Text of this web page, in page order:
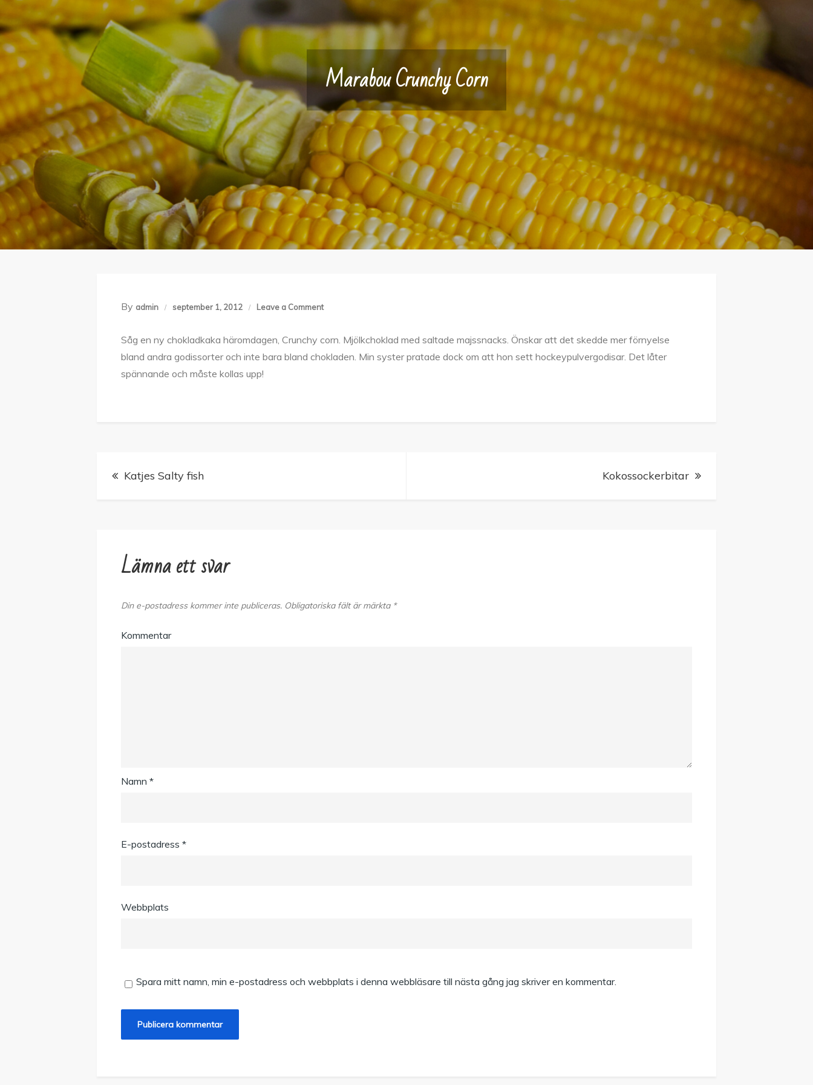
Marabou Crunchy Corn
By admin september 1, 2012 Leave a Commenton
Crunchy
Corn
Såg en ny chokladkaka häromdagen, Crunchy corn. Mjölkchoklad med saltade majssnacks. Önskar att det skedde mer förnyelse
bland andra godissorter och inte bara bland chokladen. Min syster pratade dock om att hon sett hockeypulvergodisar. Det låter
spännande och måste kollas upp!
Inläggsnavigering
Katjes Salty fish Kokossockerbitar
Lämna ett svar
Din e-postadress kommer inte publiceras. Obligatoriska fält är märkta *
Kommentar
Namn *
E-postadress *
Webbplats
Spara mitt namn, min e-postadress och webbplats i denna webbläsare till nästa gång jag skriver en kommentar.